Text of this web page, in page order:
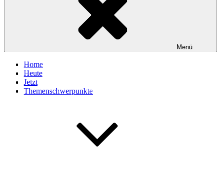
Menü
Home
Heute
Jetzt
Themenschwerpunkte